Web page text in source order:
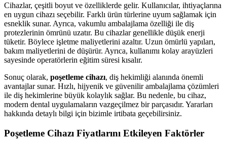
Cihazlar, çeşitli boyut ve özelliklerde gelir. Kullanıcılar, ihtiyaçlarına
en uygun cihazı seçebilir. Farklı ürün türlerine uyum sağlamak için
esneklik sunar. Ayrıca, vakumlu ambalajlama özelliği ile diş
protezlerinin ömrünü uzatır. Bu cihazlar genellikle düşük enerji
tüketir. Böylece işletme maliyetlerini azaltır. Uzun ömürlü yapıları,
bakım maliyetlerini de düşürür. Ayrıca, kullanımı kolay arayüzleri
sayesinde operatörlerin eğitim süresi kısalır.
Sonuç olarak, poşetleme cihazı, diş hekimliği alanında önemli
avantajlar sunar. Hızlı, hijyenik ve güvenilir ambalajlama çözümleri
ile diş hekimlerine büyük kolaylık sağlar. Bu nedenle, bu cihaz,
modern dental uygulamaların vazgeçilmez bir parçasıdır. Yararları
hakkında detaylı bilgi için bizimle irtibata geçebilirsiniz.
Poşetleme Cihazı Fiyatlarını Etkileyen Faktörler